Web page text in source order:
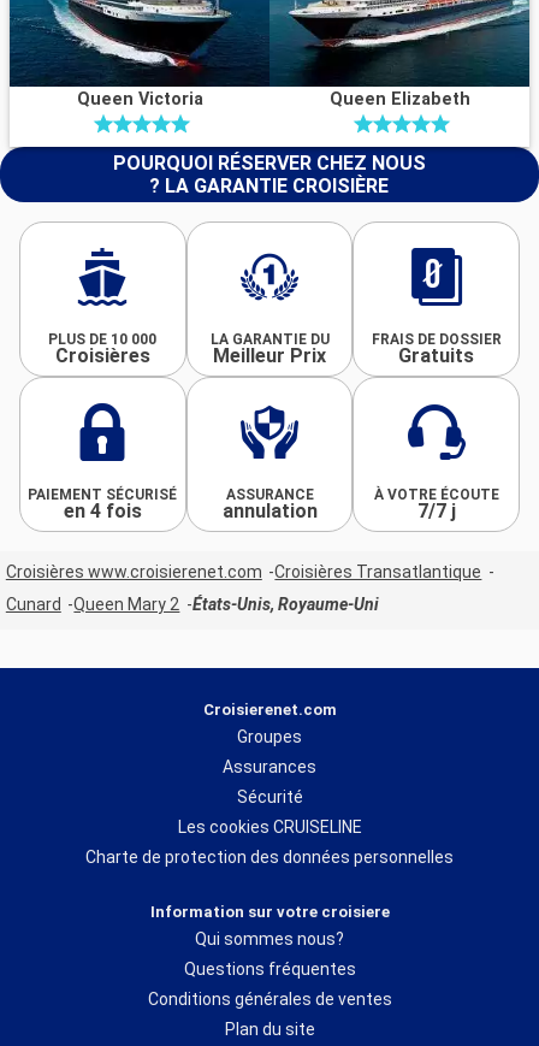
Queen Victoria Queen Elizabeth
POURQUOI RÉSERVER CHEZ NOUS
? LA GARANTIE CROISIÈRE
PLUS DE 10 000
Croisières
LA GARANTIE DU
Meilleur Prix
FRAIS DE DOSSIER
Gratuits
PAIEMENT SÉCURISÉ
en 4 fois
ASSURANCE
annulation
À VOTRE ÉCOUTE
7/7 j
Croisières www.croisierenet.com
Croisières Transatlantique
Cunard
Queen Mary 2 États-Unis, Royaume-Uni
Croisierenet.com
Groupes
Assurances
Sécurité
Les cookies CRUISELINE
Charte de protection des données personnelles
Information sur votre croisiere
Qui sommes nous?
Questions fréquentes
Conditions générales de ventes
Plan du site